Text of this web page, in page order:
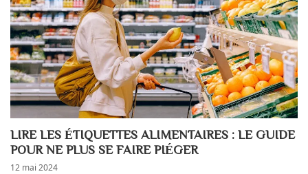
LIRE LES ÉTIQUETTES ALIMENTAIRES : LE GUIDE
POUR NE PLUS SE FAIRE PIÉGER
12 mai 2024